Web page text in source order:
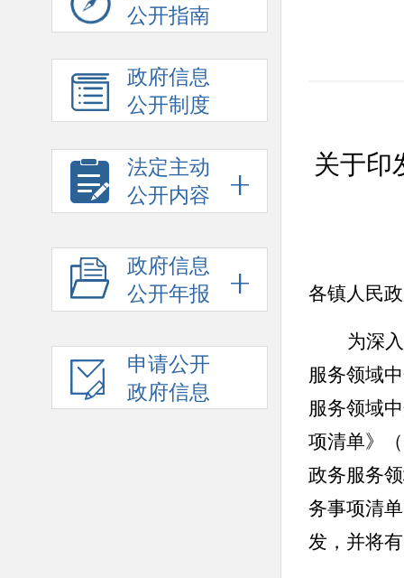
公开指南
政府信息
公开制度
法定主动
公开内容
政府信息
公开年报
申请公开
政府信息
关于印
各镇人民
为深
服务领域
服务领域
项清单》
政务服务
务事项清
发，并将